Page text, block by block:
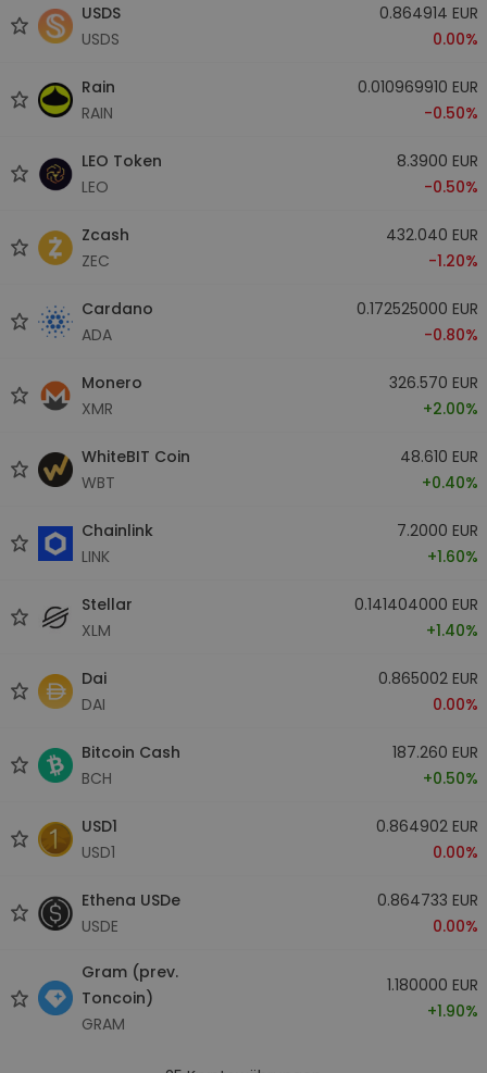
USDS
USDS
0.864914 EUR
0.00%
Rain
RAIN
0.010969910 EUR
-0.50%
LEO Token
LEO
8.3900 EUR
-0.50%
Zcash
ZEC
432.040 EUR
-1.20%
Cardano
ADA
0.172525000 EUR
-0.80%
Monero
XMR
326.570 EUR
+2.00%
WhiteBIT Coin
WBT
48.610 EUR
+0.40%
Chainlink
LINK
7.2000 EUR
+1.60%
Stellar
XLM
0.141404000 EUR
+1.40%
Dai
DAI
0.865002 EUR
0.00%
Bitcoin Cash
BCH
187.260 EUR
+0.50%
USD1
USD1
0.864902 EUR
0.00%
Ethena USDe
USDE
0.864733 EUR
0.00%
Gram (prev.
Toncoin)
GRAM
1.180000 EUR
+1.90%